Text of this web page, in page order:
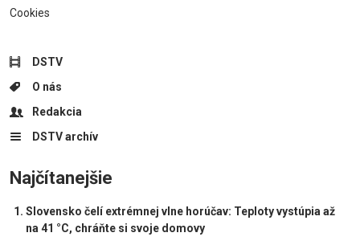
Cookies
DSTV
O nás
Redakcia
DSTV archív
Najčítanejšie
Slovensko čelí extrémnej vlne horúčav: Teploty vystúpia až
na 41 °C, chráňte si svoje domovy